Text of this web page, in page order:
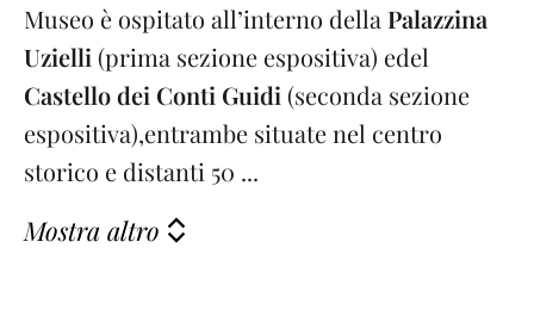
Museo è ospitato all’interno della Palazzina
Uzielli (prima sezione espositiva) edel
Castello dei Conti Guidi (seconda sezione
espositiva),entrambe situate nel centro
storico e distanti 50 ...
Mostra altro